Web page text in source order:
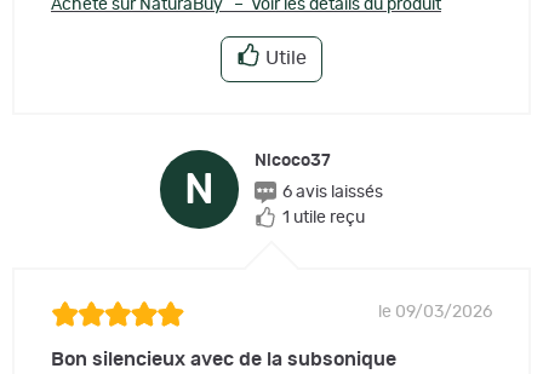
Acheté sur NaturaBuy – Voir les détails du produit
Utile
N
Nicoco37
6 avis laissés
1 utile reçu
le 09/03/2026
Bon silencieux avec de la subsonique